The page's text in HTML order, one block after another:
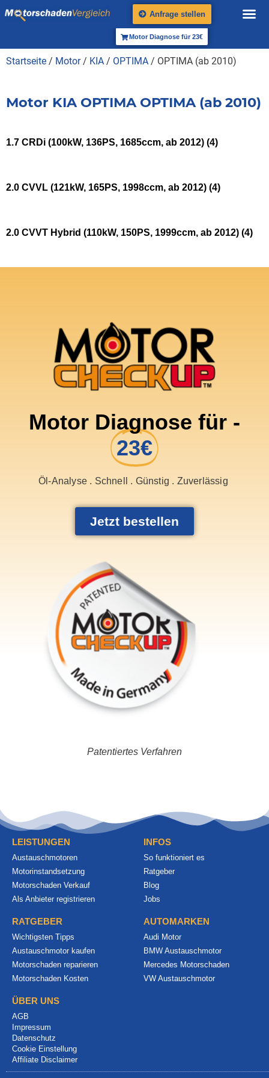
Anfrage stellen
Motor Diagnose für 23€
Startseite / Motor/ KIA / OPTIMA / OPTIMA (ab 2010)
Motor KIA OPTIMA OPTIMA (ab 2010)
1.7 CRDi (100kW, 136PS, 1685ccm, ab 2012) (4)
2.0 CVVL (121kW, 165PS, 1998ccm, ab 2012) (4)
2.0 CVVT Hybrid (110kW, 150PS, 1999ccm, ab 2012) (4)
Motor Diagnose für -
23€
Öl-Analyse . Schnell . Günstig . Zuverlässig
Jetzt bestellen
Patentiertes Verfahren
LEISTUNGEN
Austauschmotoren
Motorinstandsetzung
Motorschaden Verkauf
Als Anbieter registrieren
INFOS
So funktioniert es
Ratgeber
Blog
Jobs
RATGEBER
Wichtigsten Tipps
Austauschmotor kaufen
Motorschaden reparieren
Motorschaden Kosten
AUTOMARKEN
Audi Motor
BMW Austauschmotor
Mercedes Motorschaden
VW Austauschmotor
ÜBER UNS
AGB
Impressum
Datenschutz
Cookie Einstellung
Affiliate Disclaimer